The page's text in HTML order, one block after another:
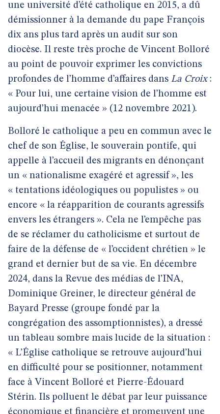
une université d’été catholique en 2015, a dû
démissionner à la demande du pape François
dix ans plus tard après un audit sur son
diocèse. Il reste très proche de Vincent Bolloré
au point de pouvoir exprimer les convictions
profondes de l’homme d’affaires dans La Croix:
« Pour lui, une certaine vision de l’homme est
aujourd’hui menacée » (12 novembre 2021).
Bolloré le catholique a peu en commun avec le
chef de son Église, le souverain pontife, qui
appelle à l’accueil des migrants en dénonçant
un « nationalisme exagéré et agressif », les
« tentations idéologiques ou populistes » ou
encore « la réapparition de courants agressifs
envers les étrangers ». Cela ne l’empêche pas
de se réclamer du catholicisme et surtout de
faire de la défense de « l’occident chrétien » le
grand et dernier but de sa vie. En décembre
2024, dans la Revue des médias de l’INA,
Dominique Greiner, le directeur général de
Bayard Presse (groupe fondé par la
congrégation des assomptionnistes), a dressé
un tableau sombre mais lucide de la situation :
« L’Église catholique se retrouve aujourd’hui
en difficulté pour se positionner, notamment
face à Vincent Bolloré et Pierre-Édouard
Stérin. Ils polluent le débat par leur puissance
économique et financière et promeuvent une